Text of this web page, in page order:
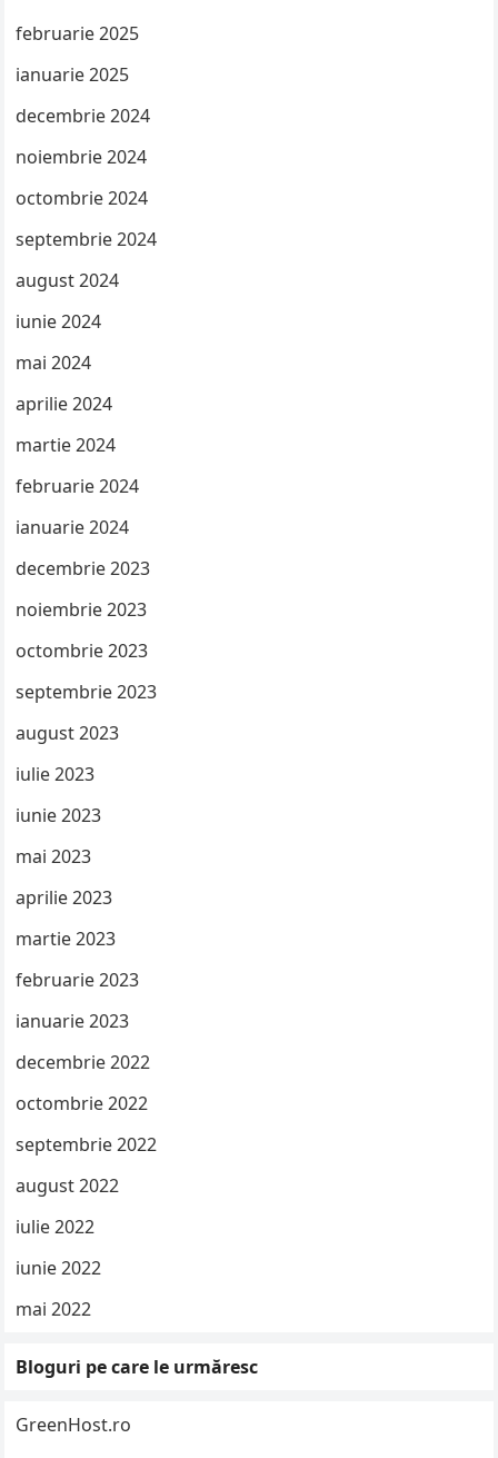
februarie 2025
ianuarie 2025
decembrie 2024
noiembrie 2024
octombrie 2024
septembrie 2024
august 2024
iunie 2024
mai 2024
aprilie 2024
martie 2024
februarie 2024
ianuarie 2024
decembrie 2023
noiembrie 2023
octombrie 2023
septembrie 2023
august 2023
iulie 2023
iunie 2023
mai 2023
aprilie 2023
martie 2023
februarie 2023
ianuarie 2023
decembrie 2022
octombrie 2022
septembrie 2022
august 2022
iulie 2022
iunie 2022
mai 2022
Bloguri pe care le urmăresc
GreenHost.ro